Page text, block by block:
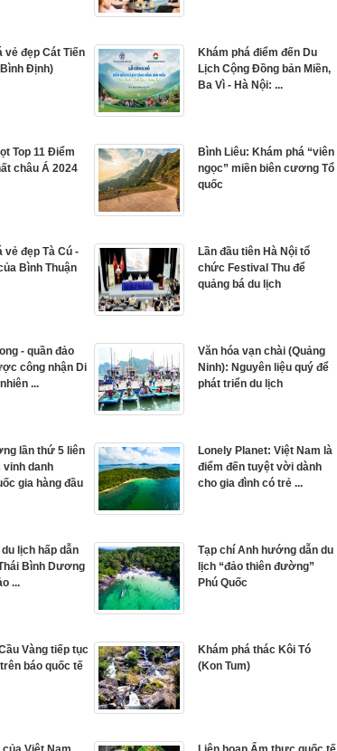
vẻ đẹp Cát Tiến
Định)
Khám phá điểm đến Du
Lịch Cộng Đồng bản Miền,
Ba Vì - Hà Nội: ...
Top 11 Điểm
châu Á 2024
Bình Liêu: Khám phá “viên
ngọc” miền biên cương Tổ
quốc
vẻ đẹp Tà Cú -
Bình Thuận
Lần đầu tiên Hà Nội tổ
chức Festival Thu để
quảng bá du lịch
- quần đảo
công nhận Di
...
Văn hóa vạn chài (Quảng
Ninh): Nguyên liệu quý để
phát triển du lịch
lần thứ 5 liên
danh
gia hàng đầu
Lonely Planet: Việt Nam là
điểm đến tuyệt vời dành
cho gia đình có trẻ ...
lịch hấp dẫn
Bình Dương
...
Tạp chí Anh hướng dẫn du
lịch “đảo thiên đường”
Phú Quốc
Vàng tiếp tục
báo quốc tế
Khám phá thác Kôi Tó
(Kon Tum)